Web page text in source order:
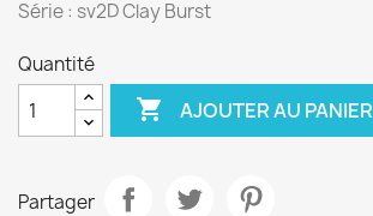
Série : sv2D Clay Burst
Quantité
 AJOUTER AU PANIER
Partager